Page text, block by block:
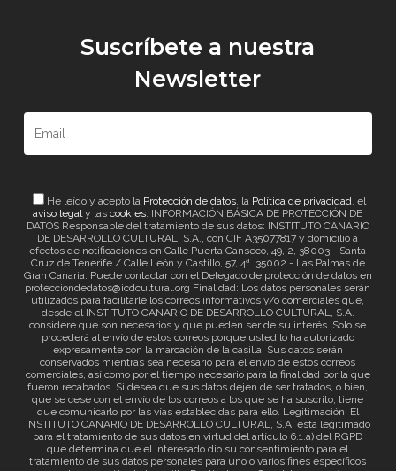
Suscríbete a nuestra
Newsletter
He leído y acepto la Protección de datos, la Política de privacidad, el
aviso legaly lascookies. INFORMACIÓN BÁSICA DE PROTECCIÓN DE
DATOS Responsable del tratamiento de sus datos: INSTITUTO CANARIO
DE DESARROLLO CULTURAL, S.A., con CIF A35077817 y domicilio a
efectos de notificaciones en Calle Puerta Canseco, 49, 2, 38003 - Santa
Cruz de Tenerife / Calle León y Castillo, 57, 4ª. 35002 - Las Palmas de
Gran Canaria. Puede contactar con el Delegado de protección de datos en
protecciondedatos@icdcultural.org Finalidad: Los datos personales serán
utilizados para facilitarle los correos informativos y/o comerciales que,
desde el INSTITUTO CANARIO DE DESARROLLO CULTURAL, S.A.
considere que son necesarios y que pueden ser de su interés. Solo se
procederá al envío de estos correos porque usted lo ha autorizado
expresamente con la marcación de la casilla. Sus datos serán
conservados mientras sea necesario para el envío de estos correos
comerciales, así como por el tiempo necesario para la finalidad por la que
fueron recabados. Si desea que sus datos dejen de ser tratados, o bien,
que se cese con el envío de los correos a los que se ha suscrito, tiene
que comunicarlo por las vías establecidas para ello. Legitimación: El
INSTITUTO CANARIO DE DESARROLLO CULTURAL, S.A. está legitimado
para el tratamiento de sus datos en virtud del artículo 6.1.a) del RGPD
que determina que el interesado dio su consentimiento para el
tratamiento de sus datos personales para uno o varios fines específicos